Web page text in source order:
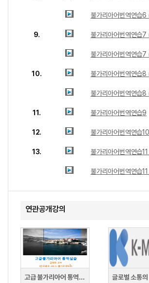
불가리아어번역연습6
9. 불가리아어번역연습7
불가리아어번역연습7
10. 불가리아어번역연습8
불가리아어번역연습8
11. 불가리아어번역연습9
12. 불가리아어번역연습10
13. 불가리아어번역연습11
불가리아어번역연습
연관공개강의
고급 불가리아어 통역연습